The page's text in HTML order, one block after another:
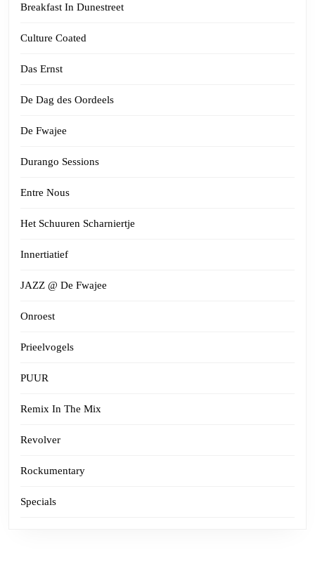
Breakfast In Dunestreet
Culture Coated
Das Ernst
De Dag des Oordeels
De Fwajee
Durango Sessions
Entre Nous
Het Schuuren Scharniertje
Innertiatief
JAZZ @ De Fwajee
Onroest
Prieelvogels
PUUR
Remix In The Mix
Revolver
Rockumentary
Specials